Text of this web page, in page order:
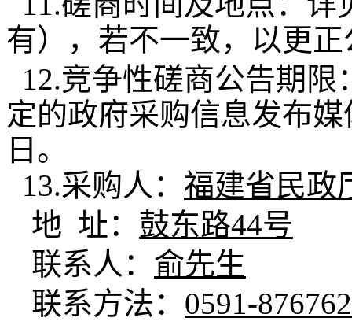
有），若不一致，以更
12.竞争性磋商公告期
定的政府采购信息发布
日。
13.采购人： 福建省民政
地 址： 鼓东路44号
联系人： 俞先生
联系方法： 0591-